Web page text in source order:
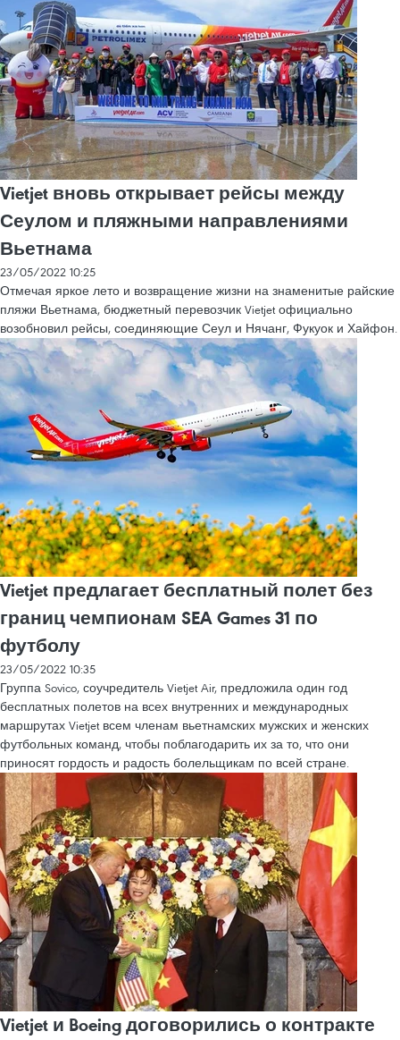
Vietjet вновь открывает рейсы между
Сеулом и пляжными направлениями
Вьетнама
23/05/2022 10:25
Отмечая яркое лето и возвращение жизни на знаменитые райские
пляжи Вьетнама, бюджетный перевозчик Vietjet официально
возобновил рейсы, соединяющие Сеул и Нячанг, Фукуок и Хайфон.
Vietjet предлагает бесплатный полет без
границ чемпионам SEA Games 31 по
футболу
23/05/2022 10:35
Группа Sovico, соучредитель Vietjet Air, предложила один год
бесплатных полетов на всех внутренних и международных
маршрутах Vietjet всем членам вьетнамских мужских и женских
футбольных команд, чтобы поблагодарить их за то, что они
приносят гордость и радость болельщикам по всей стране.
Vietjet и Boeing договорились о контракте